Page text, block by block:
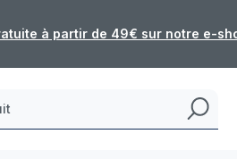
de l'e-shop ne seront pas